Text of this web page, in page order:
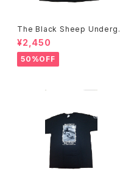
The Black Sheep Undergr
ound Bobby Brown アートT
シャツ
¥2,450
50%OFF